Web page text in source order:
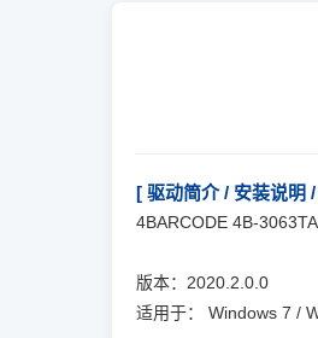
[ 驱动简介 / 安装说明
4BARCODE 4B-
版本：2020.2.0.0
适用于： Windows 7 /